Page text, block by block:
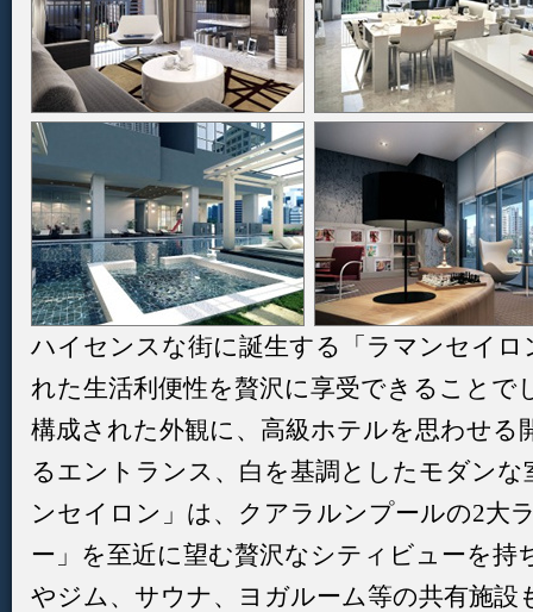
ハイセンスな街に誕生する「ラマンセイ
れた生活利便性を贅沢に享受できることで
構成された外観に、高級ホテルを思わせる
るエントランス、白を基調としたモダン
ンセイロン」は、クアラルンプールの2大
ー」を至近に望む贅沢なシティビューを
やジム、サウナ、ヨガルーム等の共有施設